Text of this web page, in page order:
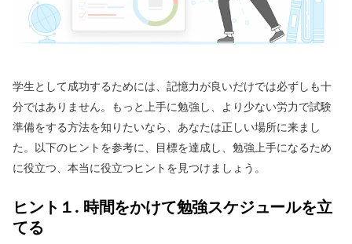
学生として成功するためには、記憶力が良いだけでは必ずしも十
分ではありません。もっと上手に勉強し、より少ない労力で試験
準備をする方法を知りたいなら、あなたは正しい場所に来まし
た。以下のヒントを参考に、目標を達成し、勉強上手になるため
に役立つ、本当に役立つヒントを見つけましょう。
ヒント１. 時間をかけて勉強スケジュールを立
てる